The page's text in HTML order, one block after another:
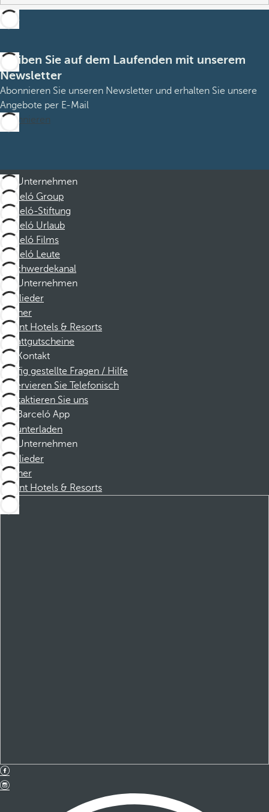
Bleiben Sie auf dem Laufenden mit unserem
Newsletter
Abonnieren Sie unseren Newsletter und erhalten Sie unsere
Angebote per E-Mail
Abonnieren
Unternehmen
Barceló Group
Barceló-Stiftung
Barceló Urlaub
Barceló Films
Barceló Leute
Beschwerdekanal
Unternehmen
Mitglieder
Partner
Dorint Hotels & Resorts
Rabattgutscheine
Kontakt
Häufig gestellte Fragen / Hilfe
Reservieren Sie Telefonisch
Kontaktieren Sie uns
Barceló App
Herunterladen
Unternehmen
Mitglieder
Partner
Dorint Hotels & Resorts